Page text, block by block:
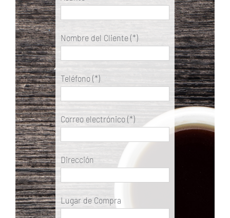
Nombre del Cliente (*)
Teléfono (*)
Correo electrónico (*)
Dirección
Lugar de Compra